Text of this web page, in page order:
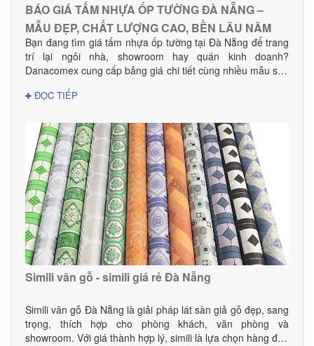
BÁO GIÁ TẤM NHỰA ỐP TƯỜNG ĐÀ NẴNG –
MẪU ĐẸP, CHẤT LƯỢNG CAO, BỀN LÂU NĂM
Bạn đang tìm giá tấm nhựa ốp tường tại Đà Nẵng để trang
trí lại ngôi nhà, showroom hay quán kinh doanh?
Danacomex cung cấp bảng giá chi tiết cùng nhiều mẫu sản
ĐỌC TIẾP
Simili vân gỗ - simili giá rẻ Đà Nẵng
Simili vân gỗ Đà Nẵng là giải pháp lát sàn giả gỗ đẹp, sang
trọng, thích hợp cho phòng khách, văn phòng và
showroom. Với giá thành hợp lý, simili là lựa chọn hàng đầu